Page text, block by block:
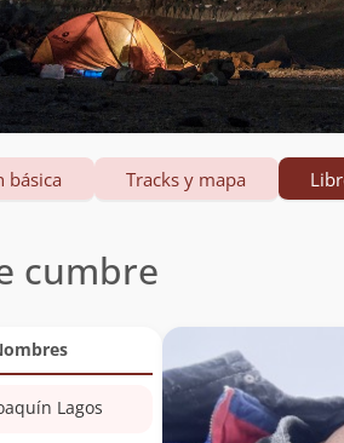
básica Tracks y mapa
cumbre
Joaquín Lagos